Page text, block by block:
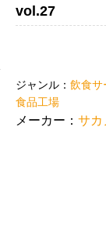
vol.27
ジャンル： 飲食サ
食品工場
メーカー： サカ